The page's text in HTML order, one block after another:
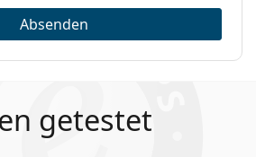
Absenden
getestet